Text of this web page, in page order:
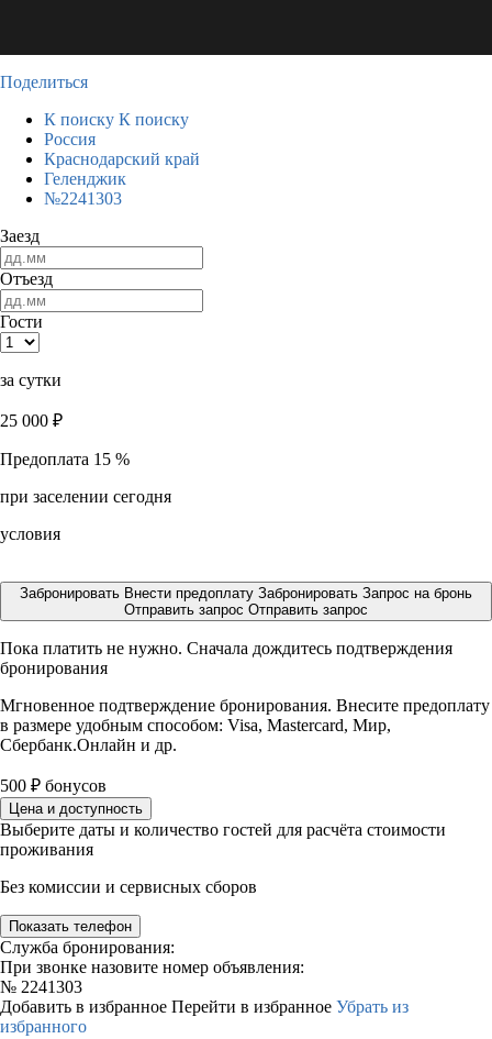
Поделиться
К поиску К поиску
Россия
Краснодарский край
Геленджик
№2241303
Заезд
Отъезд
Гости
за сутки
25 000 ₽
Предоплата 15 %
при заселении сегодня
условия
Забронировать Внести предоплату Забронировать Запрос на бронь
Отправить запрос Отправить запрос
Пока платить не нужно. Сначала дождитесь подтверждения
бронирования
Мгновенное подтверждение бронирования. Внесите предоплату
в размере удобным способом: Visa, Mastercard, Мир,
Сбербанк.Онлайн и др.
500 ₽ бонусов
Цена и доступность
Выберите даты и количество гостей для расчёта стоимости
проживания
Без комиссии и сервисных сборов
Показать телефон
Служба бронирования:
При звонке назовите номер объявления:
№ 2241303
Добавить в избранное Перейти в избранное Убрать из
избранного